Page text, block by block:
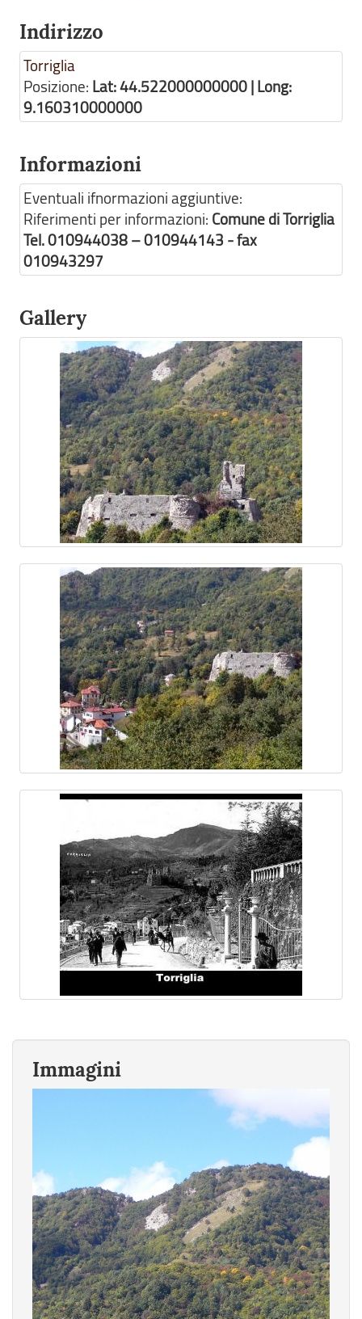
Indirizzo
Torriglia
Posizione: Lat: 44.522000000000 | Long:
9.160310000000
Informazioni
Eventuali ifnormazioni aggiuntive:
Riferimenti per informazioni: Comune di Torriglia
Tel. 010944038 – 010944143 - fax
010943297
Gallery
Immagini